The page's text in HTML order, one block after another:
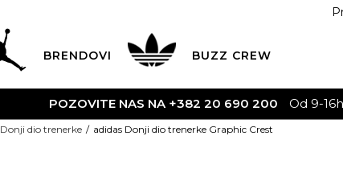
BRENDOVI BUZZ CREW
POZOVITE NAS NA +382 20 690 200 Od 9-16h
Donji dio trenerke adidas Donji dio trenerke Graphic Crest